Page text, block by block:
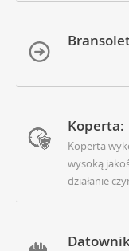
Koperta:
Koperta
wysoką
działanie